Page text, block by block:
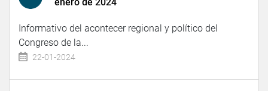
Informativo del acontecer regional y político del
Congreso de la...
22-01-2024